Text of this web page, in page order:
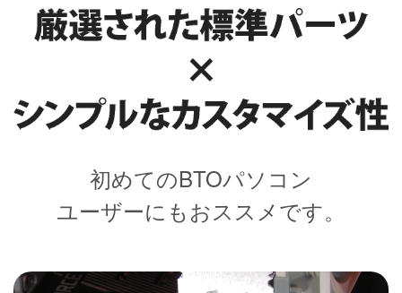
初めてのBTOパソコン
ユーザーにもおススメです。